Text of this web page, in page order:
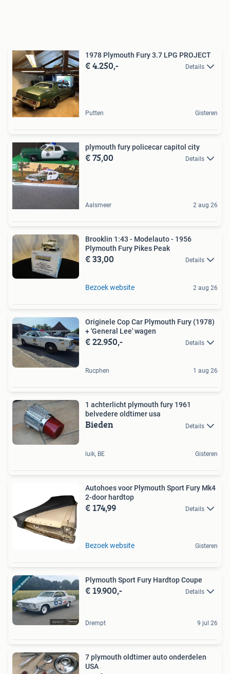
1978 Plymouth Fury 3.7 LPG PROJECT
€ 4.250,- Details
Putten Gisteren
plymouth fury policecar capitol city
€ 75,00 Details
Aalsmeer 2 aug 26
Brooklin 1:43 - Modelauto - 1956
Plymouth Fury Pikes Peak
€ 33,00 Details
Bezoek website 2 aug 26
Originele Cop Car Plymouth Fury (1978)
+ 'General Lee' wagen
€ 22.950,- Details
Rucphen 1 aug 26
1 achterlicht plymouth fury 1961
belvedere oldtimer usa
Bieden Details
luik, BE Gisteren
Autohoes voor Plymouth Sport Fury Mk4
2-door hardtop
€ 174,99 Details
Bezoek website Gisteren
Plymouth Sport Fury Hardtop Coupe
€ 19.900,- Details
Drempt 9 jul 26
7 plymouth oldtimer auto onderdelen
USA